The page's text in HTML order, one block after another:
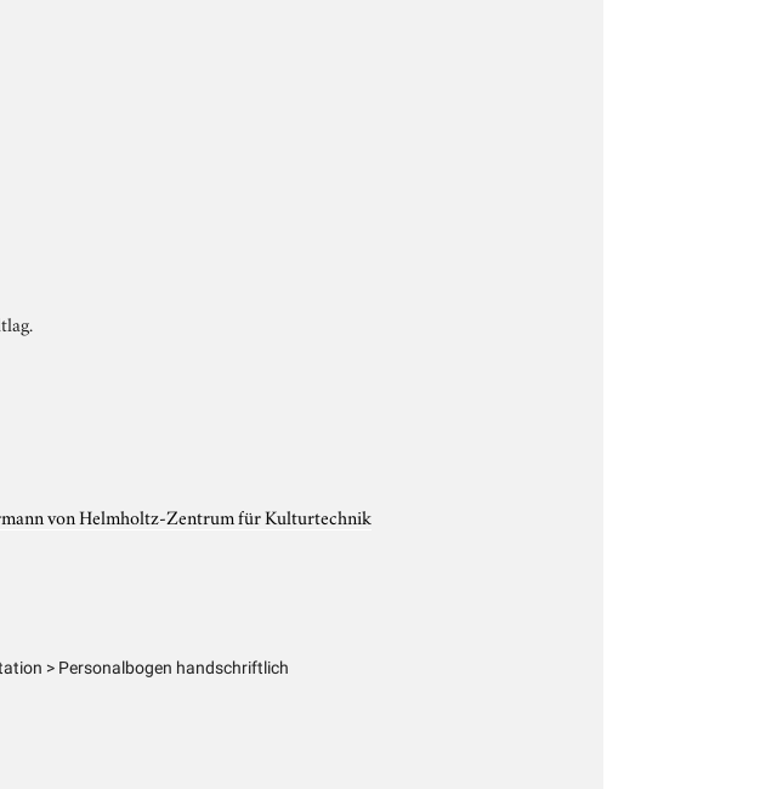
von Helmholtz-Zentrum für Kulturtechnik
> Personalbogen handschriftlich